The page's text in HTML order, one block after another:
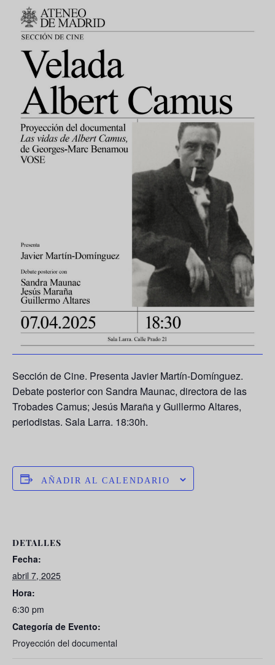
Sección de Cine. Presenta Javier Martín-Domínguez.
Debate posterior con Sandra Maunac, directora de las
Trobades Camus; Jesús Maraña y Guillermo Altares,
periodistas. Sala Larra. 18:30h.
AÑADIR AL CALENDARIO
DETALLES
Fecha:
abril 7, 2025
Hora:
6:30 pm
Categoría de Evento:
Proyección del documental